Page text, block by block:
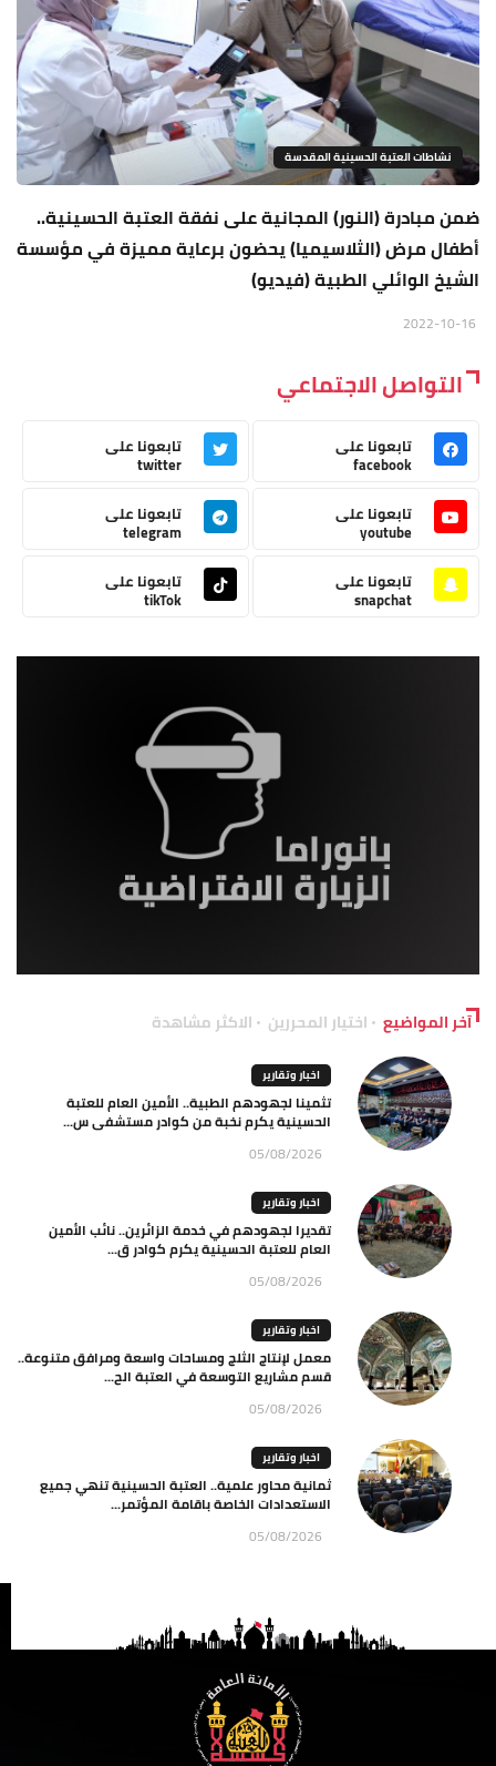
نشاطات العتبة الحسينية المقدسة
ضمن مبادرة (النور) المجانية على نفقة العتبة الحسينية..
أطفال مرض (الثلاسيميا) يحضون برعاية مميزة في مؤسسة
الشيخ الوائلي الطبية (فيديو)
التواصل الاجتماعي
تابعونا على
facebook
تابعونا على
twitter
تابعونا على
youtube
تابعونا على
telegram
تابعونا على
snapchat
تابعونا على
tikTok
آخر المواضيع اختيار المحررين الاكثر مشاهدة
اخبار وتقارير
تثمينا لجهودهم الطبية.. الأمين العام للعتبة
الحسينية يكرم نخبة من كوادر مستشفى س...
05/08/2026
اخبار وتقارير
تقديرا لجهودهم في خدمة الزائرين.. نائب الأمين
العام للعتبة الحسينية يكرم كوادر ق...
05/08/2026
اخبار وتقارير
معمل لإنتاج الثلج ومساحات واسعة ومرافق متنوعة..
قسم مشاريع التوسعة في العتبة الح...
05/08/2026
اخبار وتقارير
ثمانية محاور علمية.. العتبة الحسينية تنهي جميع
الاستعدادات الخاصة باقامة المؤتمر...
05/08/2026